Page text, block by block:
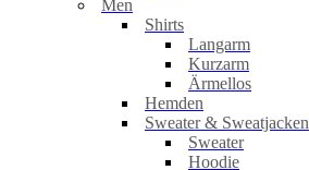
Men
Shirts
Langarm
Kurzarm
Ärmellos
Hemden
Sweater & Sweatjacken
Sweater
Hoodie